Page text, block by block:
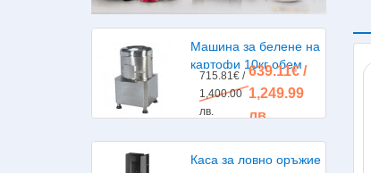
Машина за белене на
картофи 10кг обем
715.81€ /
1,400.00
лв.
639.11€ /
1,249.99
лв.
Каса за ловно оръжие